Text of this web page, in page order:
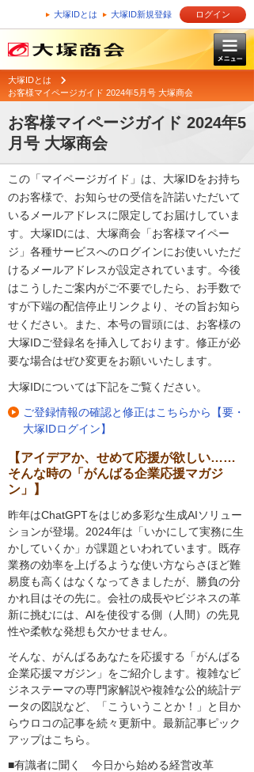
大塚IDとは 大塚ID新規登録 ログイン
大塚IDとは
お客様マイページガイド 2024年5月号 大塚商会
お客様マイページガイド 2024年5
月号 大塚商会
この「マイページガイド」は、大塚IDをお持ち
のお客様で、お知らせの受信を許諾いただいて
いるメールアドレスに限定してお届けしていま
す。大塚IDには、大塚商会「お客様マイペー
ジ」各種サービスへのログインにお使いいただ
けるメールアドレスが設定されています。今後
はこうしたご案内がご不要でしたら、お手数で
すが下端の配信停止リンクより、その旨お知ら
せください。また、本号の冒頭には、お客様の
大塚IDご登録名を挿入しております。修正が必
要な場合はぜひ変更をお願いいたします。
大塚IDについては下記をご覧ください。
ご登録情報の確認と修正はこちらから【要・
大塚IDログイン】
【アイデアか、せめて応援が欲しい……
そんな時の「がんばる企業応援マガジ
ン」】
昨年はChatGPTをはじめ多彩な生成AIソリュー
ションが登場。2024年は「いかにして実務に生
かしていくか」が課題といわれています。既存
業務の効率を上げるような使い方ならさほど難
易度も高くはなくなってきましたが、勝負の分
かれ目はその先に。会社の成長やビジネスの革
新に挑むには、AIを使役する側（人間）の先見
性や柔軟な発想も欠かせません。
そんな、がんばるあなたを応援する「がんばる
企業応援マガジン」をご紹介します。複雑なビ
ジネステーマの専門家解説や複雑な公的統計デ
ータの図説など、「こういうことか！」と目か
らウロコの記事を続々更新中。最新記事ピック
アップはこちら。
■有識者に聞く 今日から始める経営改革